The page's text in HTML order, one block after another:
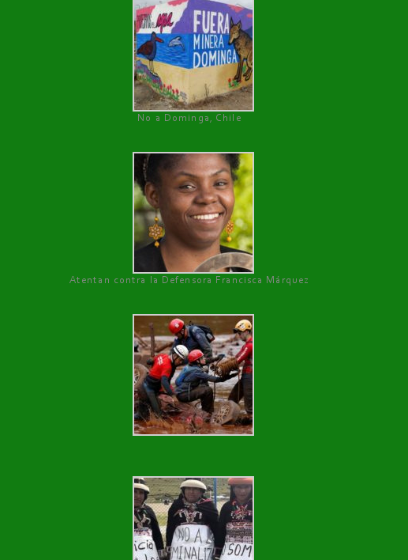
No a Dominga, Chile
Atentan contra la Defensora Francisca Márquez